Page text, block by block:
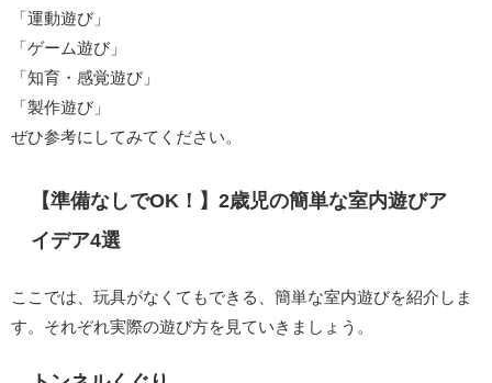
「運動遊び」
「ゲーム遊び」
「知育・感覚遊び」
「製作遊び」
ぜひ参考にしてみてください。
【準備なしでOK！】2歳児の簡単な室内遊びア
イデア4選
ここでは、玩具がなくてもできる、簡単な室内遊びを紹介しま
す。それぞれ実際の遊び方を見ていきましょう。